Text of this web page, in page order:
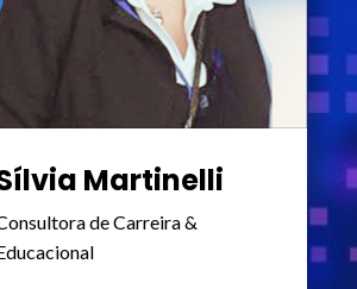
Martinelli
de Carreira &